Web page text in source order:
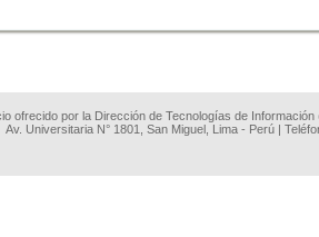
ofrecido por la Dirección de Tecnologías de
Av. Universitaria N° 1801, San Miguel, Lima - Perú |